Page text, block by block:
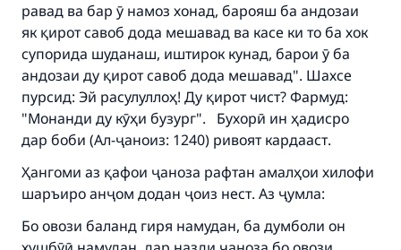
равад ва бар ӯ намоз хонад, барояш ба андозаи
як қирот савоб дода мешавад ва касе ки то ба хок
супорида шуданаш, иштирок кунад, барои ӯ ба
андозаи ду қирот савоб дода мешавад". Шахсе
пурсид: Эй расулуллоҳ! Ду қирот чист? Фармуд:
"Монанди ду кӯҳи бузург". Бухорӣ ин ҳадисро
дар боби (Ал-ҷаноиз: 1240) ривоят кардааст.
Ҳангоми аз қафои ҷаноза рафтан амалҳои хилофи
шаръиро анҷом додан ҷоиз нест. Аз ҷумла:
Бо овози баланд гиря намудан, ба думболи он